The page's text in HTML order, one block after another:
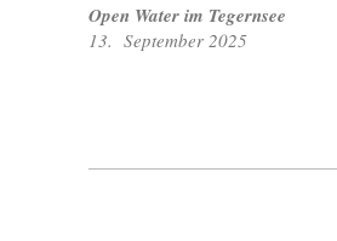
Open Water im Tegernsee
13. September 2025